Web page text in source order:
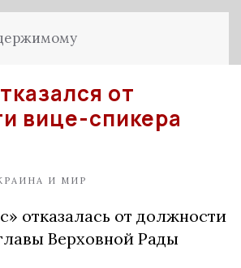
от
вице-спикера
И МИР
отказалась от должности
Верховной Рады